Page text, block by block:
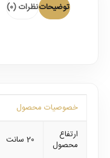
توضیحاتنظرات (0)
خصوصیات محصول
ارتفاع
محصول
20 سانت